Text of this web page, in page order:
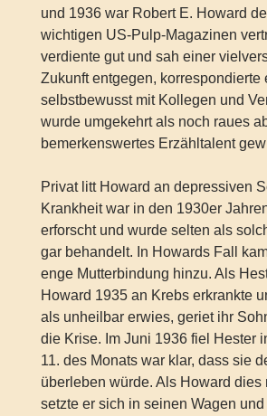
und 1936 war Robert E. Howard
wichtigen US-Pulp-Magazinen
verdiente gut und sah einer
Zukunft entgegen, korrespondierte
selbstbewusst mit Kollegen und
wurde umgekehrt als noch raues
bemerkenswertes Erzähltalent
Privat litt Howard an depressiven
Krankheit war in den 1930er
erforscht und wurde selten als
gar behandelt. In Howards Fall
enge Mutterbindung hinzu. Als
Howard 1935 an Krebs erkrankte
als unheilbar erwies, geriet ihr
die Krise. Im Juni 1936 fiel Hester
11. des Monats war klar, dass sie
überleben würde. Als Howard dies
setzte er sich in seinen Wagen